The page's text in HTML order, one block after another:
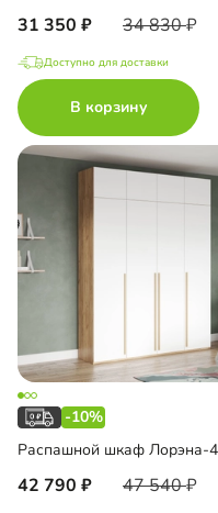
31 350 34 830
Доступно для доставки
В корзину
-10%
42 790 47 540